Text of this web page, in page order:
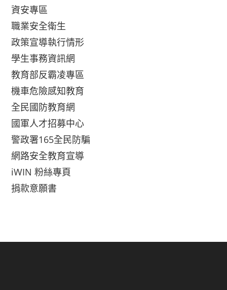
資安專區
職業安全衛生
政策宣導執行情形
學生事務資訊網
教育部反霸凌專區
機車危險感知教育
全民國防教育網
國軍人才招募中心
警政署165全民防騙
網路安全教育宣導
iWIN 粉絲專頁
捐款意願書